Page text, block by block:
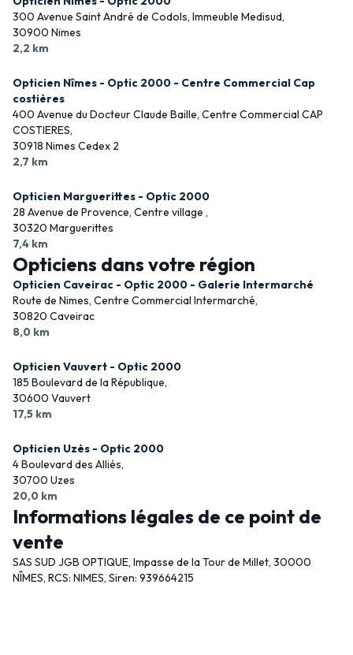
300 Avenue Saint André de Codols, Immeuble Medisud,
30900 Nimes
2,2 km
Opticien Nîmes - Optic 2000 - Centre Commercial Cap
costières
400 Avenue du Docteur Claude Baille, Centre Commercial CAP
COSTIERES,
30918 Nimes Cedex 2
2,7 km
Opticien Marguerittes - Optic 2000
28 Avenue de Provence, Centre village ,
30320 Marguerittes
7,4 km
Opticiens dans votre région
Opticien Caveirac - Optic 2000 - Galerie Intermarché
Route de Nimes, Centre Commercial Intermarché,
30820 Caveirac
8,0 km
Opticien Vauvert - Optic 2000
185 Boulevard de la République,
30600 Vauvert
17,5 km
Opticien Uzès - Optic 2000
4 Boulevard des Alliés,
30700 Uzes
20,0 km
Informations légales de ce point de
vente
SAS SUD JGB OPTIQUE, Impasse de la Tour de Millet, 30000
NÎMES, RCS: NIMES, Siren: 939664215